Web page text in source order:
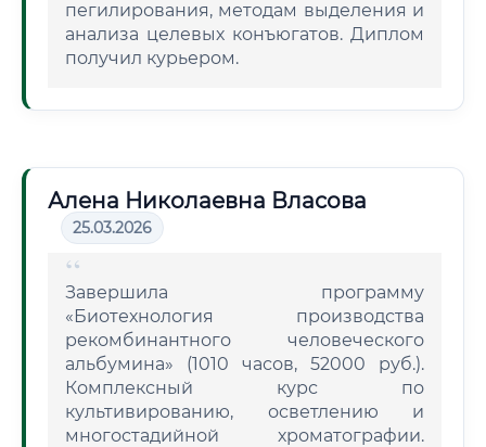
пегилирования, методам выделения и
анализа целевых конъюгатов. Диплом
получил курьером.
Алена Николаевна Власова
25.03.2026
Завершила программу
«Биотехнология производства
рекомбинантного человеческого
альбумина» (1010 часов, 52000 руб.).
Комплексный курс по
культивированию, осветлению и
многостадийной хроматографии.